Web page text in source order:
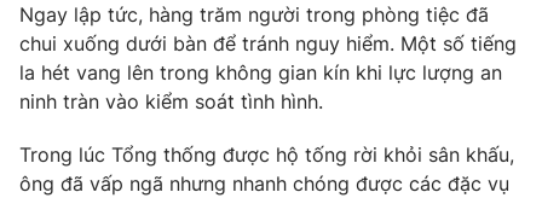
Ngay lập tức, hàng trăm người trong phòng tiệc đã
chui xuống dưới bàn để tránh nguy hiểm. Một số tiếng
la hét vang lên trong không gian kín khi lực lượng an
ninh tràn vào kiểm soát tình hình.
Trong lúc Tổng thống được hộ tống rời khỏi sân khấu,
ông đã vấp ngã nhưng nhanh chóng được các đặc vụ